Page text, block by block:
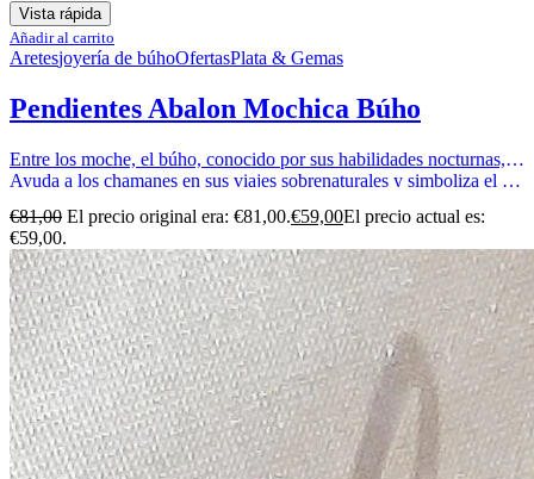
Vista rápida
Añadir al carrito
Aretesjoyería de búhoOfertasPlata & Gemas
Pendientes Abalon Mochica Búho
Entre los moche, el búho, conocido por sus habilidades nocturnas, se representa en cerámica y metal.
Ayuda a los chamanes en sus viajes sobrenaturales y simboliza el poder sagrado, conectando a individuos concretos con el mundo divino.
€81,00 El precio original era: €81,00.€59,00El precio actual es:
€59,00.